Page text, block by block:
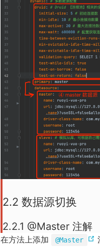
)
2.2 数据源切换
2.2.1 @Master 注解
在方法上添加 @Master
(